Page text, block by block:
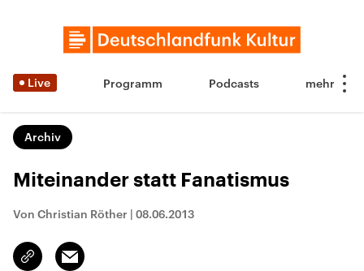
Live Programm Podcasts
Archiv
Miteinander statt Fanatismus
Von Christian Röther | 08.06.2013
Link
kopieren/teilen
Email